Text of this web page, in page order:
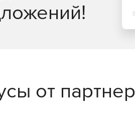
EventLog Analyzer интуитивно
которые можно настраивать,
от